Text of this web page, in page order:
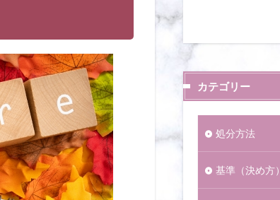
カテゴリー
処分方法
基準（決め方）